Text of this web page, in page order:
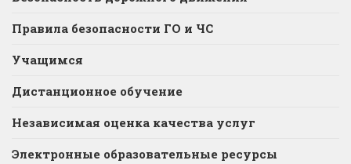
Правила безопасности ГО и ЧС
Учащимся
Дистанционное обучение
Независимая оценка качества услуг
Электронные образовательные ресурсы